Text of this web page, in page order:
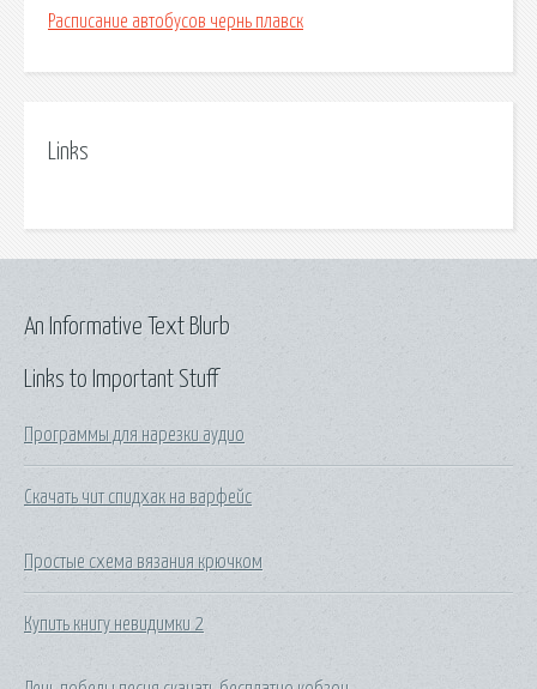
Расписание автобусов чернь плавск
Links
Links to Important Stuff
Программы для нарезки аудио
Скачать чит спидхак на варфейс
Простые схема вязания крючком
Купить книгу невидимки 2
An Informative Text Blurb